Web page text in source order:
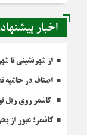
اخبار
از شهرنشینی تا
اصناف در حاشیه
کاشمر روی ریل
کاشمر؛ عبور از